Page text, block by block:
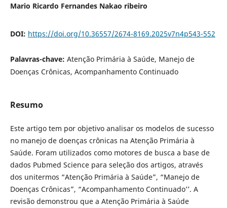
Mario Ricardo Fernandes Nakao ribeiro
DOI: https://doi.org/10.36557/2674-8169.2025v7n4p543-552
Palavras-chave: Atenção Primária à Saúde, Manejo de
Doenças Crônicas, Acompanhamento Continuado
Resumo
Este artigo tem por objetivo analisar os modelos de sucesso
no manejo de doenças crônicas na Atenção Primária à
Saúde. Foram utilizados como motores de busca a base de
dados Pubmed Science para seleção dos artigos, através
dos unitermos “Atenção Primária à Saúde”, “Manejo de
Doenças Crônicas”, “Acompanhamento Continuado’’. A
revisão demonstrou que a Atenção Primária à Saúde